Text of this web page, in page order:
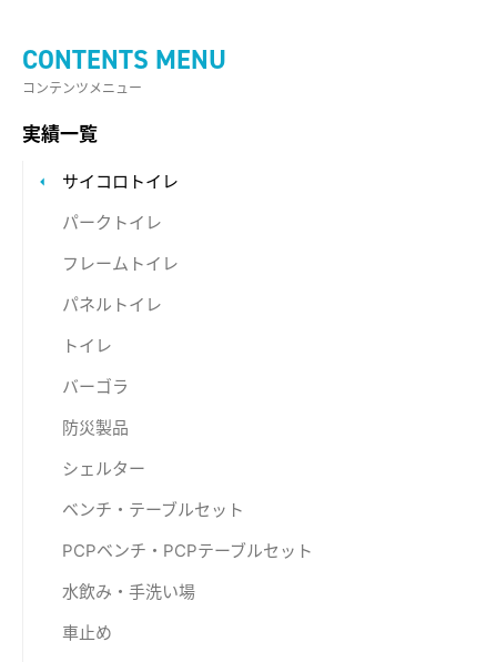
CONTENTS MENU
コンテンツメニュー
実績一覧
サイコロトイレ
パークトイレ
フレームトイレ
パネルトイレ
トイレ
バーゴラ
防災製品
シェルター
ベンチ・テーブルセット
PCPベンチ・PCPテーブルセット
水飲み・手洗い場
車止め